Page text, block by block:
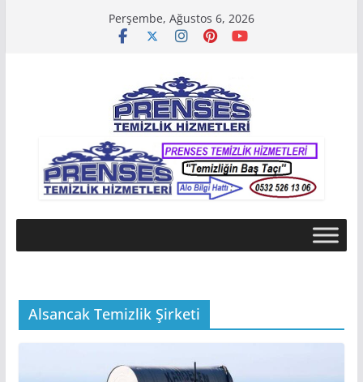
Perşembe, Ağustos 6, 2026
Alsancak Temizlik Şirketi